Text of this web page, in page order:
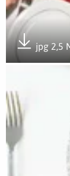
jpg 2,5
Pobierz
Otwórz